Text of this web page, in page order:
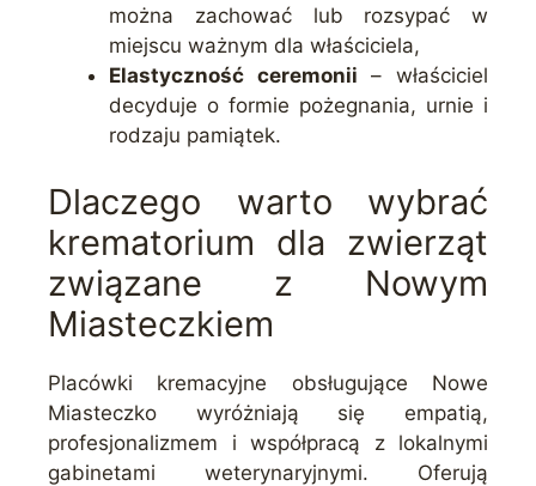
można zachować lub rozsypać w
miejscu ważnym dla właściciela,
Elastyczność ceremonii – właściciel
decyduje o formie pożegnania, urnie i
rodzaju pamiątek.
Dlaczego warto wybrać
krematorium dla zwierząt
związane z Nowym
Miasteczkiem
Placówki kremacyjne obsługujące Nowe
Miasteczko wyróżniają się empatią,
profesjonalizmem i współpracą z lokalnymi
gabinetami weterynaryjnymi. Oferują